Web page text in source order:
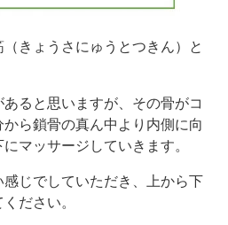
きょうさにゅうとつきん）と
ると思いますが、その骨がコ
ら鎖骨の真ん中より内側に向
マッサージしていきます。
じでしていただき、上から下
ださい。